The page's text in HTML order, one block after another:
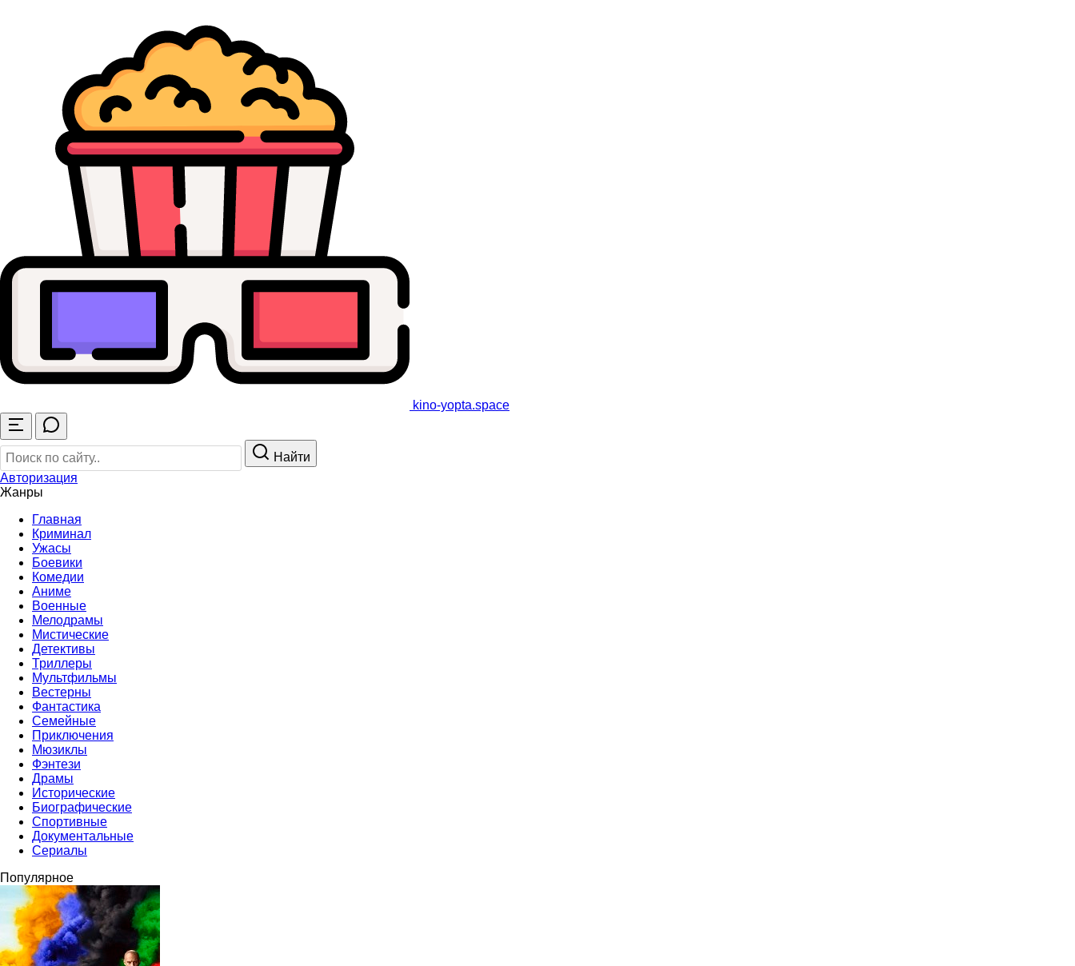
kino-yopta.space
Найти
Авторизация
Жанры
Главная
Криминал
Ужасы
Боевики
Комедии
Аниме
Военные
Мелодрамы
Мистические
Детективы
Триллеры
Мультфильмы
Вестерны
Фантастика
Семейные
Приключения
Мюзиклы
Фэнтези
Драмы
Исторические
Биографические
Спортивные
Документальные
Сериалы
Популярное